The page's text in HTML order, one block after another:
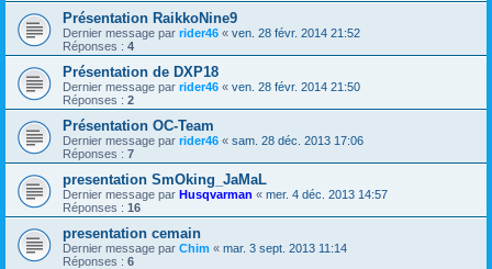
Présentation RaikkoNine9
Dernier message par rider46 « ven. 28 févr. 2014 21:52
Réponses : 4
Présentation de DXP18
Dernier message par rider46 « ven. 28 févr. 2014 21:50
Réponses : 2
Présentation OC-Team
Dernier message par rider46 « sam. 28 déc. 2013 17:06
Réponses : 7
presentation SmOking_JaMaL
Dernier message par Husqvarman « mer. 4 déc. 2013 14:57
Réponses : 16
presentation cemain
Dernier message par Chim « mar. 3 sept. 2013 11:14
Réponses : 6